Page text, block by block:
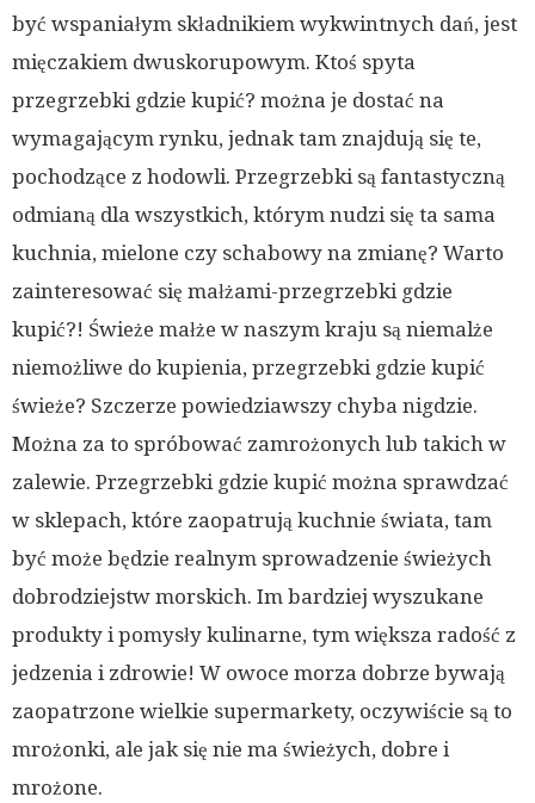
być wspaniałym składnikiem wykwintnych dań, jest
mięczakiem dwuskorupowym. Ktoś spyta
przegrzebki gdzie kupić? można je dostać na
wymagającym rynku, jednak tam znajdują się te,
pochodzące z hodowli. Przegrzebki są fantastyczną
odmianą dla wszystkich, którym nudzi się ta sama
kuchnia, mielone czy schabowy na zmianę? Warto
zainteresować się małżami-przegrzebki gdzie
kupić?! Świeże małże w naszym kraju są niemalże
niemożliwe do kupienia, przegrzebki gdzie kupić
świeże? Szczerze powiedziawszy chyba nigdzie.
Można za to spróbować zamrożonych lub takich w
zalewie. Przegrzebki gdzie kupić można sprawdzać
w sklepach, które zaopatrują kuchnie świata, tam
być może będzie realnym sprowadzenie świeżych
dobrodziejstw morskich. Im bardziej wyszukane
produkty i pomysły kulinarne, tym większa radość z
jedzenia i zdrowie! W owoce morza dobrze bywają
zaopatrzone wielkie supermarkety, oczywiście są to
mrożonki, ale jak się nie ma świeżych, dobre i
mrożone.